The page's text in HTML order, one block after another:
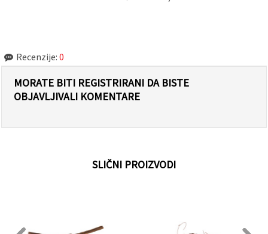
Recenzije: 0
MORATE BITI REGISTRIRANI DA BISTE
OBJAVLJIVALI KOMENTARE
SLIČNI PROIZVODI